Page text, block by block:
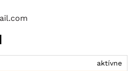
aktívne